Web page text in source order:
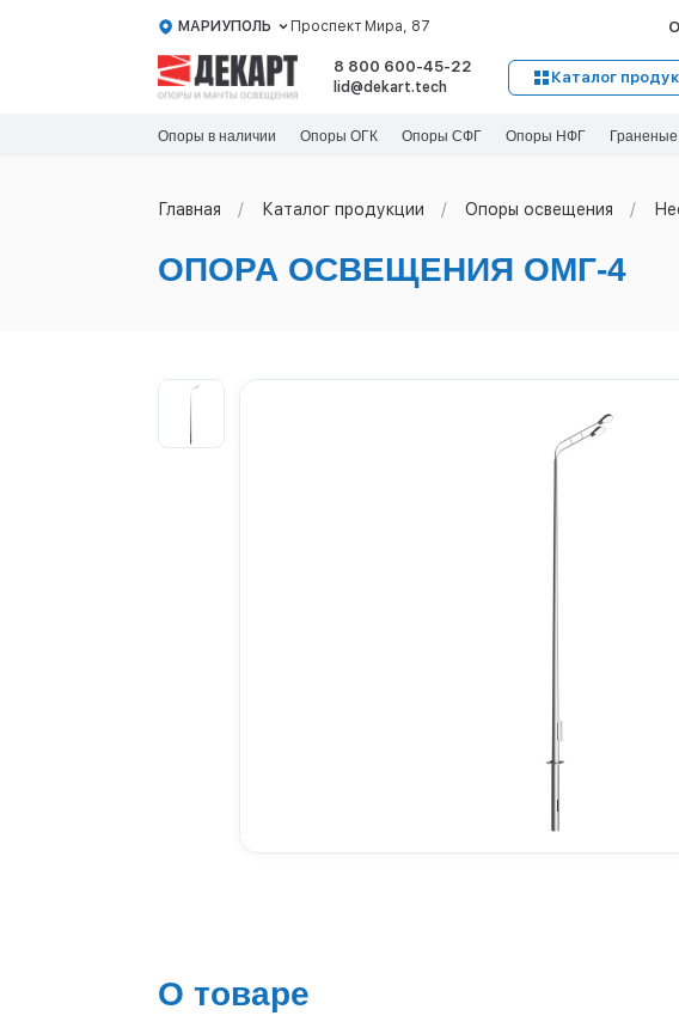
МАРИУПОЛЬ Проспект Мира, 87
8 800 600-45-22
lid@dekart.tech
Каталог
Опоры в наличии Опоры ОГК Опоры СФГ Опоры НФГ
Главная Каталог продукции Oпоры oсвeщения
ОПОРА ОСВЕЩЕНИЯ ОМГ-4
О товаре